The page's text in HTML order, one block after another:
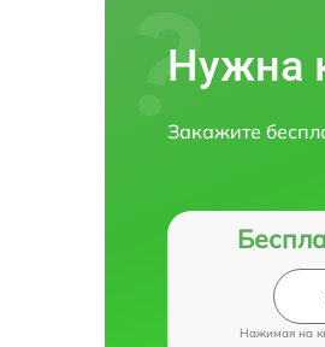
Нужна
Закажите
Нажимая на